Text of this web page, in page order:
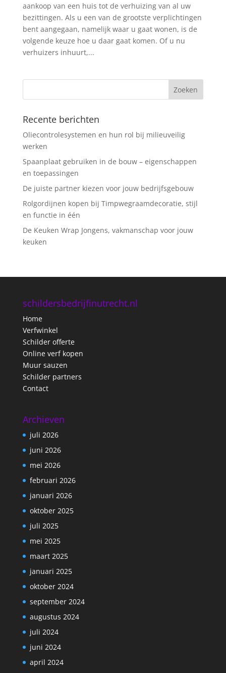
aankoop van een huis tot de verhuizing van al uw
bezittingen. Als u een van de grootste verplichtingen
bent aangegaan, namelijk waar u gaat wonen, is de
volgende keuze hoe u daar gaat komen. Of u nu
verhuizers inhuurt,...
Recente berichten
Oliecontrolesystemen en hun rol bij milieuveilig
werken
Spaanplaat gebruiken in de bouw – eigenschappen
en toepassingen
De juiste partner kiezen voor jouw bedrijfsgebouw
Rolgordijnen kopen bij Timpwegraamdecoratie, stijl
en functie in één
De Keuken Wrap Jongens, vakmanschap voor jouw
keuken
schildersbedrijfinutrecht.nl
Home
Verfwinkel
Schilder offerte
Online verf kopen
Muur sauzen
Schilder partners
Contact
Archieven
juli 2026
juni 2026
mei 2026
februari 2026
januari 2026
oktober 2025
juli 2025
mei 2025
maart 2025
januari 2025
oktober 2024
september 2024
augustus 2024
juli 2024
juni 2024
april 2024